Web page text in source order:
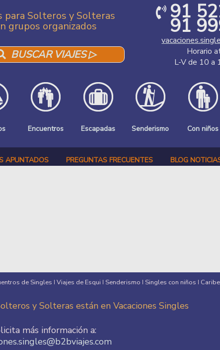
para Solteros y Solteras
grupos organizados
BUSCAR VIAJES ▷
91
91
Horario
L-V de 10 a
Encuentros Escapadas Senderismo Con niños
APUNTADOS PREGUNTAS FRECUENTES BLOG
de Singles I Viajes de Esqui I Senderismo I Singles con niños I Caribe
y Solteras están en Vacaciones Singles
más información a: